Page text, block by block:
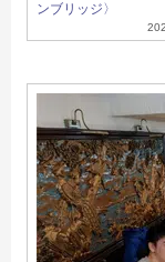
ンブリッジ〉